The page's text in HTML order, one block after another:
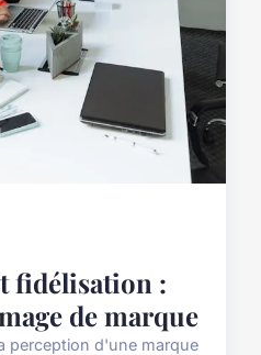
fidélisation :
de marque
perception d'une marque